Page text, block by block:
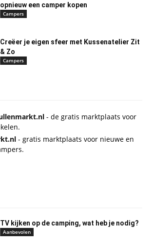
opnieuw een camper kopen
Campers
Creëer je eigen sfeer met Kussenatelier Zit
& Zo
Campers
- de gratis marktplaats voor
- gratis marktplaats voor nieuwe en
TV kijken op de camping, wat heb je nodig?
Aanbevolen